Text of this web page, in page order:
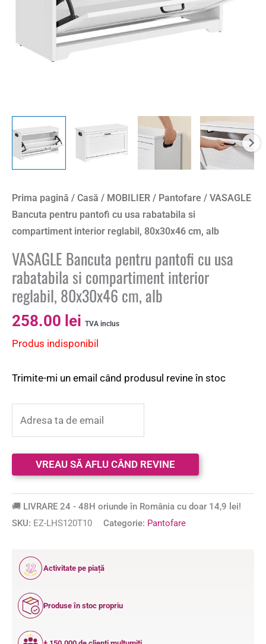
Prima pagină / Casă / MOBILIER / Pantofare / VASAGLE
Bancuta pentru pantofi cu usa rabatabila si
compartiment interior reglabil, 80x30x46 cm, alb
VASAGLE Bancuta pentru pantofi cu usa
rabatabila si compartiment interior
reglabil, 80x30x46 cm, alb
258.00 lei TVA inclus
Produs indisponibil
Trimite-mi un email când produsul revine în stoc
🚚 LIVRARE 24 - 48H oriunde în România cu doar 14,9 lei!
SKU: EZ-LHS120T10 Categorie: Pantofare
12
ANI
Activitate pe piață
Produse în stoc propriu